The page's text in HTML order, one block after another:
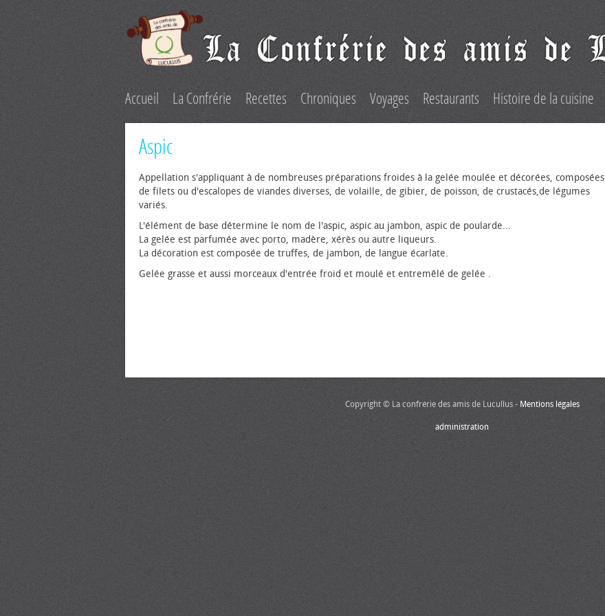
Accueil La Confrérie Recettes Chroniques Voyages Restaurants Histoire de la cuisine
Aspic
Appellation s'appliquant à de nombreuses préparations froides à la gelée moulée et décorées, composées
de filets ou d'escalopes de viandes diverses, de volaille, de gibier, de poisson, de crustacés,de légumes
variés.
L'élément de base détermine le nom de l'aspic, aspic au jambon, aspic de poularde...
La gelée est parfumée avec porto, madère, xérès ou autre liqueurs.
La décoration est composée de truffes, de jambon, de langue écarlate.
Gelée grasse et aussi morceaux d'entrée froid et moulé et entremêlé de gelée .
Copyright © La confrérie des amis de Lucullus - Mentions légales
administration